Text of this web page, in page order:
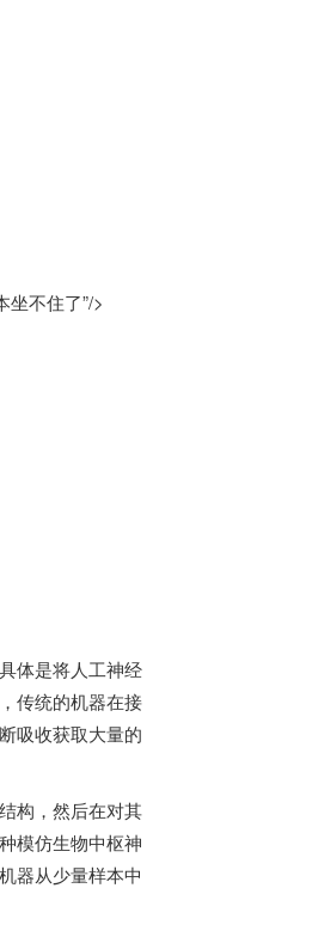
坐不住了”/>
体是将人工神经
传统的机器在接
吸收获取大量的
构，然后在对其
模仿生物中枢神
器从少量样本中